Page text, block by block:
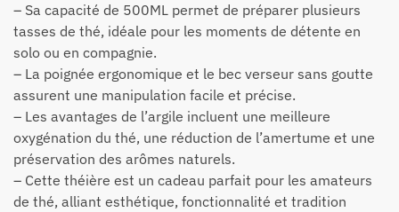
– Sa capacité de 500ML permet de préparer plusieurs
tasses de thé, idéale pour les moments de détente en
solo ou en compagnie.
– La poignée ergonomique et le bec verseur sans goutte
assurent une manipulation facile et précise.
– Les avantages de l’argile incluent une meilleure
oxygénation du thé, une réduction de l’amertume et une
préservation des arômes naturels.
– Cette théière est un cadeau parfait pour les amateurs
de thé, alliant esthétique, fonctionnalité et tradition